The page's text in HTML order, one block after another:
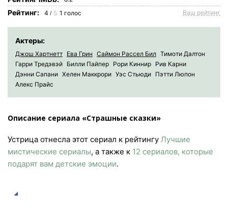
Рейтинг: 4 / 5 1 голос Ваш рейтинг
Актеры:
Джош Хартнетт Ева Грин Саймон Рассел Бил Тимоти Далтон
Гарри Тредэвэй Билли Пайпер Рори Киннир Рив Карни
Дэнни Сапани Хелен Маккрори Уэс Стьюди Пэтти Люпон
Алекс Прайс
Описание сериала «Страшные сказки»
Устрица отнесла этот сериал к рейтингу Лучшие
мистические сериалы, а также к 12 сериалов, которые
подарят вам детские эмоции.